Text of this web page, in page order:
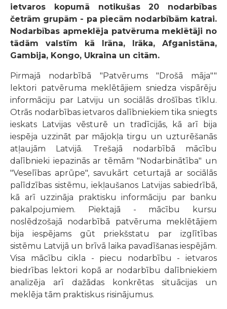
ietvaros kopumā notikušas 20 nodarbības
četrām grupām - pa piecām nodarbībām katrai.
Nodarbības apmeklēja patvēruma meklētāji no
tādām valstīm kā Irāna, Irāka, Afganistāna,
Gambija, Kongo, Ukraina un citām.
Pirmajā nodarbībā "Patvērums "Drošā māja""
lektori patvēruma meklētājiem sniedza vispārēju
informāciju par Latviju un sociālās drošības tīklu.
Otrās nodarbības ietvaros dalībniekiem tika sniegts
ieskats Latvijas vēsturē un tradīcijās, kā arī bija
iespēja uzzināt par mājokļa tirgu un uzturēšanās
atļaujām Latvijā. Trešajā nodarbībā mācību
dalībnieki iepazinās ar tēmām "Nodarbinātība" un
"Veselības aprūpe", savukārt ceturtajā ar sociālās
palīdzības sistēmu, iekļaušanos Latvijas sabiedrībā,
kā arī uzzināja praktisku informāciju par banku
pakalpojumiem. Piektajā - mācību kursu
noslēdzošajā nodarbībā patvēruma meklētājiem
bija iespējams gūt priekšstatu par izglītības
sistēmu Latvijā un brīvā laika pavadīšanas iespējām.
Visa mācību cikla - piecu nodarbību - ietvaros
biedrības lektori kopā ar nodarbību dalībniekiem
analizēja arī dažādas konkrētas situācijas un
meklēja tām praktiskus risinājumus.